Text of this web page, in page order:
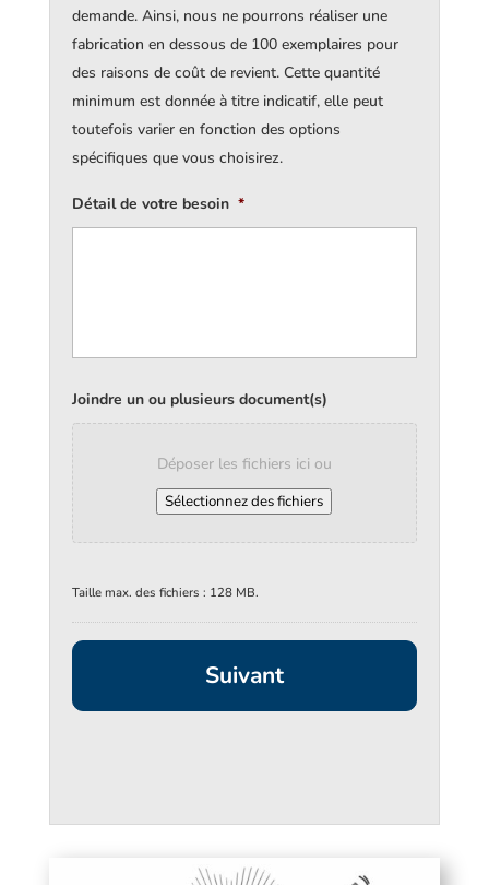
demande. Ainsi, nous ne pourrons réaliser une
fabrication en dessous de 100 exemplaires pour
des raisons de coût de revient. Cette quantité
minimum est donnée à titre indicatif, elle peut
toutefois varier en fonction des options
spécifiques que vous choisirez.
Détail de votre besoin *
Joindre un ou plusieurs document(s)
Déposer les fichiers ici ou
Sélectionnez des fichiers
Taille max. des fichiers : 128 MB.